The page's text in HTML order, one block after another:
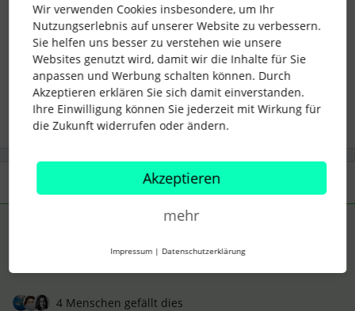
webinar automatisierung
1 Personen gefällt dies
Die Events von Personio sind kostenlos.
4 Menschen gefällt dies
Wir verwenden Cookies insbesondere, um Ihr
Nutzungserlebnis auf unserer Website zu verbessern.
Sie helfen uns besser zu verstehen wie unsere
Websites genutzt wird, damit wir die Inhalte für Sie
anpassen und Werbung schalten können. Durch
Akzeptieren erklären Sie sich damit einverstanden.
Ihre Einwilligung können Sie jederzeit mit Wirkung für
die Zukunft widerrufen oder ändern.
Akzeptieren
mehr
Impressum | Datenschutzerklärung